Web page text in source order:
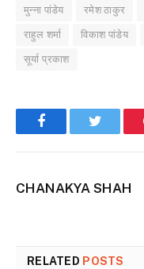
मुन्ना पांडेय रमेश ठाकुर
राहुल शर्मा विकाश पांडेय
सूर्या प्रकाश
FacebookTwitter
CHANAKYA SHAH
RELATED POSTS